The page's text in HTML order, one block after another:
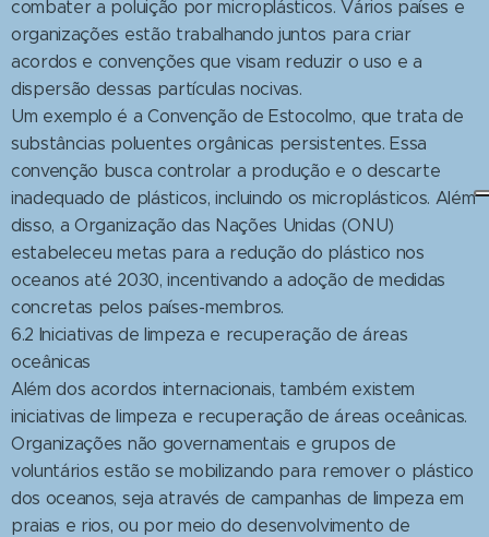
combater a poluição por microplásticos. Vários países e
organizações estão trabalhando juntos para criar
acordos e convenções que visam reduzir o uso e a
dispersão dessas partículas nocivas.
Um exemplo é a Convenção de Estocolmo, que trata de
substâncias poluentes orgânicas persistentes. Essa
convenção busca controlar a produção e o descarte
inadequado de plásticos, incluindo os microplásticos. Além
disso, a Organização das Nações Unidas (ONU)
estabeleceu metas para a redução do plástico nos
oceanos até 2030, incentivando a adoção de medidas
concretas pelos países-membros.
6.2 Iniciativas de limpeza e recuperação de áreas
oceânicas
Além dos acordos internacionais, também existem
iniciativas de limpeza e recuperação de áreas oceânicas.
Organizações não governamentais e grupos de
voluntários estão se mobilizando para remover o plástico
dos oceanos, seja através de campanhas de limpeza em
praias e rios, ou por meio do desenvolvimento de